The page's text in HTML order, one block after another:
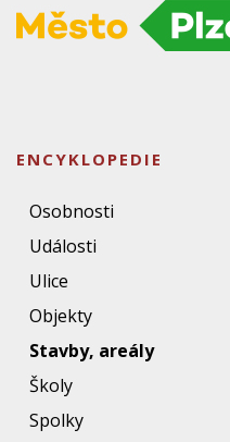
ENCYKLOPEDIE
Osobnosti
Události
Ulice
Objekty
Stavby, areály
Školy
Spolky